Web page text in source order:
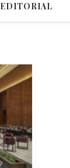
EDITORIAL